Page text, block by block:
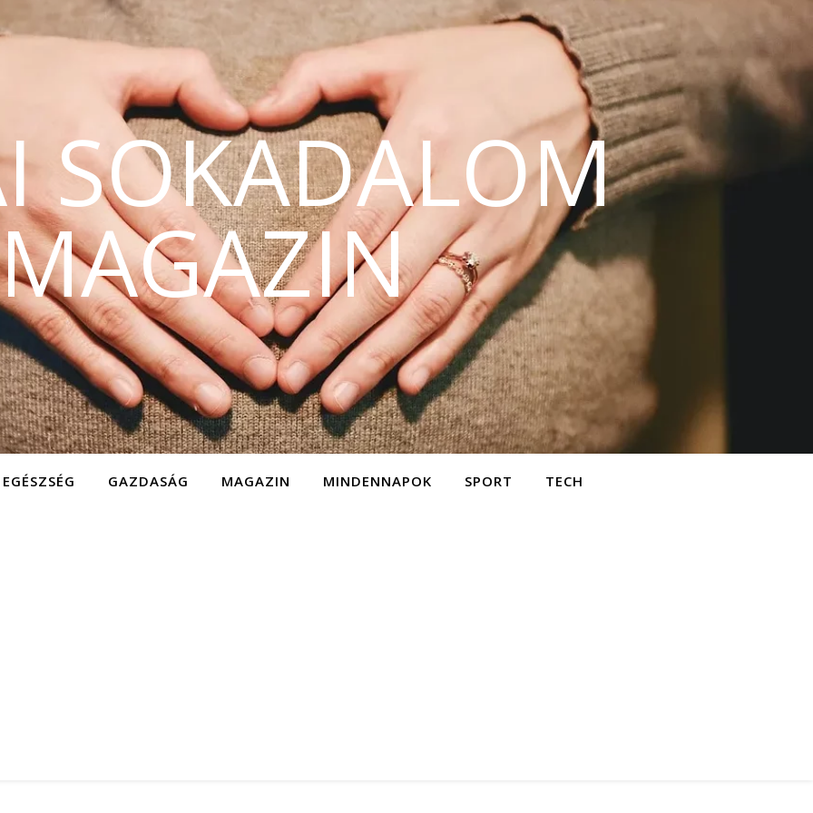
SOKADALOM
MAGAZIN
EGÉSZSÉG GAZDASÁG MAGAZIN MINDENNAPOK SPORT TECH